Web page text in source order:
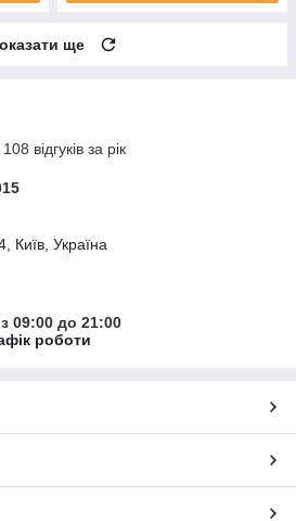
ще
відгуків за рік
Київ, Україна
09:00 до 21:00
роботи